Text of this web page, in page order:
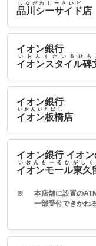
品川シーサイド
しながわしーさいど
店
イオン銀行
イオンスタイル碑
いおんすたいるひも
イオン銀行
イオン板橋
いおんいたばし
店
イオン銀行 イオ
イオンモール東久
いおんもーるひがしく
※
本店舗に設置の
一部受付できかね